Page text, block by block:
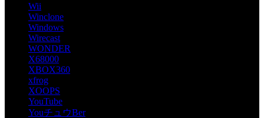
Wii
Winclone
Windows
Wirecast
WONDER
X68000
XBOX360
xfrog
XOOPS
YouTube
YouチュウBer